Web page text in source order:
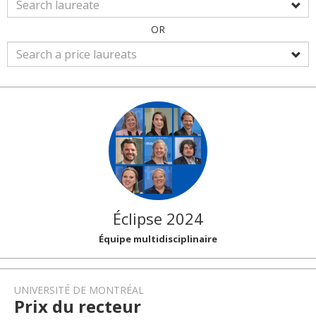
OR
Éclipse 2024
Équipe multidisciplinaire
UNIVERSITÉ DE MONTRÉAL
Prix du recteur